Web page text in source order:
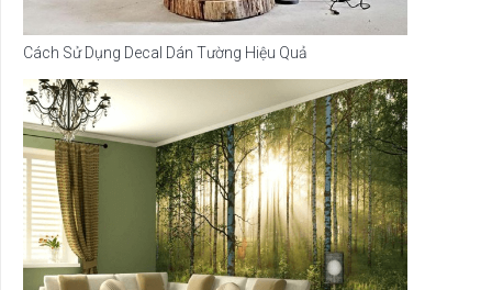
Cách Sử Dụng Decal Dán Tường Hiệu Quả